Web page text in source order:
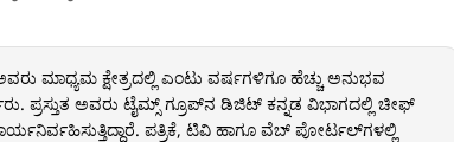
ಮಾಧ್ಯಮ ಕ್ಷೇತ್ರದಲ್ಲಿ ಎಂಟು ವರ್ಷಗಳಿಗೂ ಹೆಚ್ಚು ಅನುಭವ
ಪ್ರಸ್ತುತ ಅವರು ಟೈಮ್ಸ್ ಗ್ರೂಪ್‌ನ ಡಿಜಿಟ್ ಕನ್ನಡ ವಿಭಾಗದಲ್ಲಿ ಚೀಫ್
ಪತ್ರಿಕೆ, ಟಿವಿ ಹಾಗೂ ವೆಬ್ ಪೋರ್ಟಲ್‌ಗಳಲ್ಲಿ